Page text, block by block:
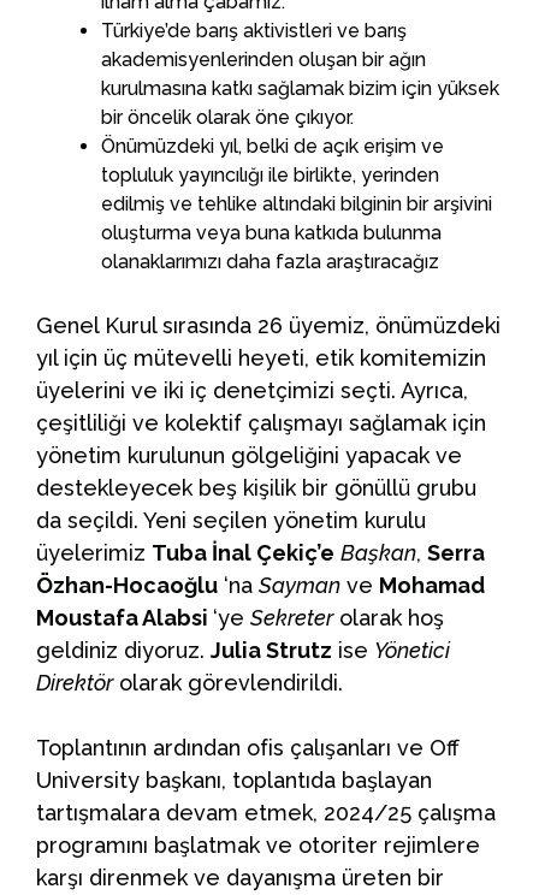
Türkiye’de barış aktivistleri ve barış
akademisyenlerinden oluşan bir ağın
kurulmasına katkı sağlamak bizim için yüksek
bir öncelik olarak öne çıkıyor.
Önümüzdeki yıl, belki de açık erişim ve
topluluk yayıncılığı ile birlikte, yerinden
edilmiş ve tehlike altındaki bilginin bir arşivini
oluşturma veya buna katkıda bulunma
olanaklarımızı daha fazla araştıracağız
Genel Kurul sırasında 26 üyemiz, önümüzdeki
yıl için üç mütevelli heyeti, etik komitemizin
üyelerini ve iki iç denetçimizi seçti. Ayrıca,
çeşitliliği ve kolektif çalışmayı sağlamak için
yönetim kurulunun gölgeliğini yapacak ve
destekleyecek beş kişilik bir gönüllü grubu
da seçildi. Yeni seçilen yönetim kurulu
üyelerimiz Tuba İnal Çekiç’e Başkan, Serra
Özhan-Hocaoğlu ‘na Sayman ve Mohamad
Moustafa Alabsi ‘ye Sekreterolarak hoş
geldiniz diyoruz. Julia Strutz ise Yönetici
Direktörolarak görevlendirildi.
Toplantının ardından ofis çalışanları ve Off
University başkanı, toplantıda başlayan
tartışmalara devam etmek, 2024/25 çalışma
programını başlatmak ve otoriter rejimlere
karşı direnmek ve dayanışma üreten bir